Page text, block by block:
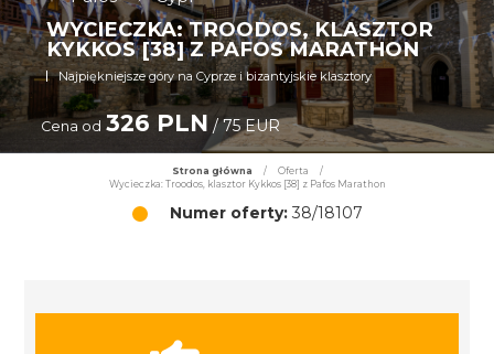
WYCIECZKA: TROODOS, KLASZTOR
KYKKOS [38] Z PAFOS MARATHON
Najpiękniejsze góry na Cyprze i bizantyjskie klasztory
Cena od 326 PLN / 75 EUR
Strona główna / Oferta
/
Wycieczka: Troodos, klasztor Kykkos [38] z Pafos Marathon
Numer oferty:38/18107